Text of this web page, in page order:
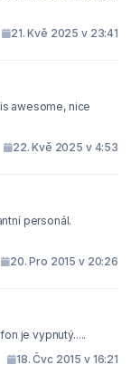
21. Kvě 2025 v 23:41
awesome, nice
22. Kvě 2025 v 4:53
personál.
20. Pro 2015 v 20:26
je vypnutý.....
18. Čvc 2015 v 16:21